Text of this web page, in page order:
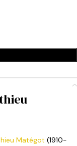
Matégot (1910-